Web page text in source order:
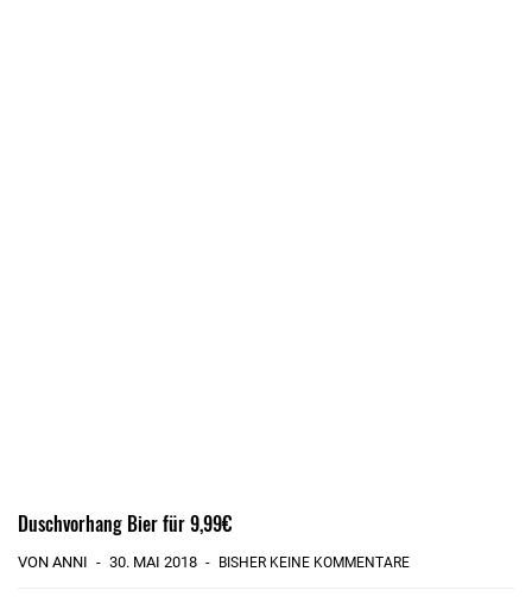
Duschvorhang Bier für 9,99€
VON ANNI 30. MAI 2018 BISHER KEINE KOMMENTARE